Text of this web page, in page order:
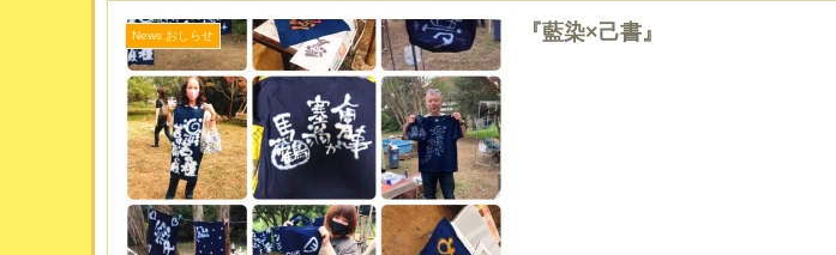
News おしらせ 『藍染×己書』